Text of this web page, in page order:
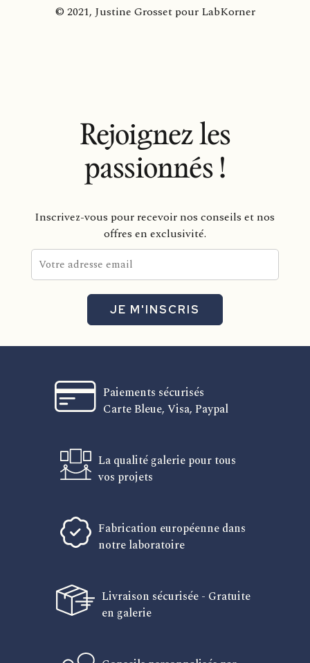
© 2021, Justine Grosset pour LabKorner
Rejoignez les
passionnés !
Inscrivez-vous pour recevoir nos conseils et nos
offres en exclusivité.
JE M'INSCRIS
Paiements sécurisés
Carte Bleue, Visa, Paypal
La qualité galerie pour tous
vos projets
Fabrication européenne dans
notre laboratoire
Livraison sécurisée - Gratuite
en galerie